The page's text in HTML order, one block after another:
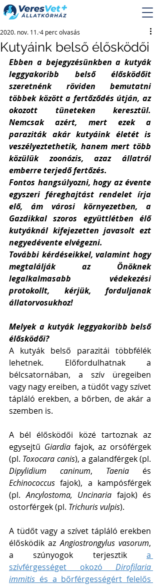
Kutyáink belső élősködői
2020. nov. 11.4 perc olvasás
Ebben a bejegyzésünkben a kutyák
leggyakoribb belső élősködőit
szeretnénk röviden bemutatni
többek között a fertőződés útján, az
okozott tüneteken keresztül.
Nemcsak azért, mert ezek a
paraziták akár kutyáink életét is
veszélyeztethetik, hanem mert több
közülük zoonózis, azaz állatról
emberre terjedő fertőzés.
Fontos hangsúlyozni, hogy az évente
egyszeri féreghajtást rendelet írja
elő, ám városi környezetben, a
Gazdikkal szoros együttlétben élő
kutyáknál kifejezetten javasolt ezt
negyedévente elvégezni.
További kérdéseikkel, valamint hogy
megtalálják az Önöknek
legalkalmasabb védekezési
protokollt, kérjük, forduljanak
állatorvosukhoz!
Melyek a kutyák leggyakoribb belső
élősködői?
A kutyák belső parazitái többfélék
lehetnek. Előfordulhatnak a
bélcsatornában, a szív üregeiben
vagy nagy ereiben, a tüdőt vagy szívet
tápláló erekben, a bőrben, de akár a
szemben is.
A bél élősködői közé tartoznak az
egysejtű Giardia fajok, az orsóférgek
(pl. Toxocara canis
Dipylidium caninum, Taenia
Echinococcus fajok), a kampósférgek
(pl. Ancylostoma, Uncinaria fajok) és
ostorférgek (pl. Trichuris vulpis).
A tüdőt vagy a szívet tápláló erekben
élősködik az Angiostrongylus vasorum,
a szúnyogok terjesztik a
szívférgességet okozó Dirofilaria
immitis